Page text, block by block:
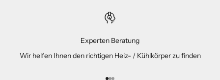
Experten Beratung
Wir helfen Ihnen den richtigen Heiz- / Kühlkörper zu finden